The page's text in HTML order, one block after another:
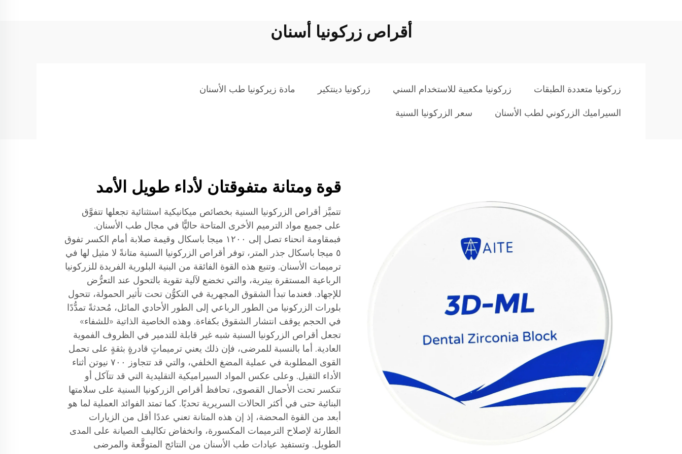
أقراص زركونيا أسنان
زركونيا متعددة الطبقات زركونيا مكعبية للاستخدام السني زركونيا دينتكير مادة زيركونيا طب الأسنان
السيراميك الزركوني لطب الأسنان سعر الزركونيا السنية
قوة ومتانة متفوقتان لأداء طويل الأمد
تتميَّز أقراص الزركونيا السنية بخصائص ميكانيكية استثنائية تجعلها تتفوَّق
على جميع مواد الترميم الأخرى المتاحة حاليًّا في مجال طب الأسنان.
فبمقاومة انحناء تصل إلى ١٢٠٠ ميجا باسكال وقيمة صلابة أمام الكسر تفوق
٥ ميجا باسكال جذر المتر، توفر أقراص الزركونيا السنية متانةً لا مثيل لها في
ترميمات الأسنان. وتنبع هذه القوة الفائقة من البنية البلورية الفريدة للزركونيا
الرباعية المستقرة بيترية، والتي تخضع لآلية تقوية بالتحول عند التعرُّض
للإجهاد. فعندما تبدأ الشقوق المجهرية في التكوُّن تحت تأثير الحمولة، تتحول
بلورات الزركونيا من الطور الرباعي إلى الطور الأحادي المائل، مُحدثةً تمدُّدًا
في الحجم يوقف انتشار الشقوق بكفاءة. وهذه الخاصية الذاتية «للشفاء»
تجعل أقراص الزركونيا السنية شبه غير قابلة للتدمير في الظروف الفموية
العادية. أما بالنسبة للمرضى، فإن ذلك يعني ترميماتٍ قادرةٍ بثقةٍ على تحمل
القوى المطلوبة في عملية المضغ الخلفي، والتي قد تتجاوز ٧٠٠ نيوتن أثناء
الأداء الثقيل. وعلى عكس المواد السيراميكية التقليدية التي قد تتآكل أو
تنكسر تحت الأحمال القصوى، تحافظ أقراص الزركونيا السنية على سلامتها
البنائية حتى في أكثر الحالات السريرية تحديًا. كما تمتد الفوائد العملية لما هو
أبعد من القوة المحضة، إذ إن هذه المتانة تعني عددًا أقل من الزيارات
الطارئة لإصلاح الترميمات المكسورة، وانخفاض تكاليف الصيانة على المدى
الطويل. وتستفيد عيادات طب الأسنان من النتائج المتوقَّعة والمرضى